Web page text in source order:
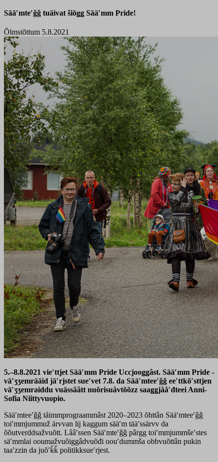
Sääʹmteʹǧǧ tuäivat šiõǥǥ Sääʹmm Pride!
Õlmstõttum 5.8.2021
5.–8.8.2021 vieʹttjet Sääʹmm Pride Uccjooǥǥâst. Sääʹmm Pride -
väʹʒʒemrääid jäʹrjstet sueʹvet 7.8. da Sääʹmteeʹǧǧ eeʹttkõʹsttjen
väʹʒʒemraiddu vuässââtt nuõrisuåvtõõzz saaǥǥjååʹđteei Anni-
Sofia Niittyvuopio.
Sääʹmteeʹǧǧ tåimmprograammâst 2020–2023 õhttân Sääʹmteeʹǧǧ
toiʹmmjummuž ärvvan lij kaggum sääʹm tääʹssärvv da
õõutverddsažvuõtt. Lââʹssen Sääʹmteʹǧǧ pârgg toiʹmmjummšeʹstes
säʹmmlai ooumažvuõiggâdvuõđi oouʹdummša obbvuõttân pukin
taaʹzzin da juõʹǩǩ politikksueʹrjest.